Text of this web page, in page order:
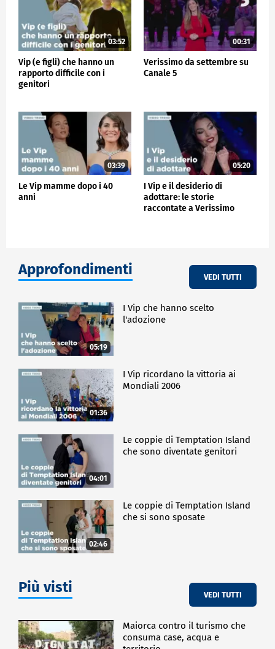
03:52
Vip (e figli) che hanno un
rapporto difficile con i
genitori
00:31
Verissimo da settembre su
Canale 5
03:39
Le Vip mamme dopo i 40
anni
05:20
I Vip e il desiderio di
adottare: le storie
raccontate a Verissimo
Approfondimenti VEDI TUTTI
05:19
I Vip che hanno scelto
l'adozione
01:36
I Vip ricordano la vittoria ai
Mondiali 2006
04:01
Le coppie di Temptation Island
che sono diventate genitori
02:46
Le coppie di Temptation Island
che si sono sposate
Più visti VEDI TUTTI
Maiorca contro il turismo che
consuma case, acqua e